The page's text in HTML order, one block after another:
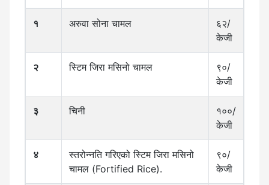
१ अरुवा सोना चामल
६२/
केजी
२ स्टिम जिरा मसिनो चामल
९०/
केजी
३ चिनी
१००/
केजी
४
स्तरोन्नति गरिएको स्टिम जिरा मसिनो
चामल (Fortified Rice).
९०/
केजी